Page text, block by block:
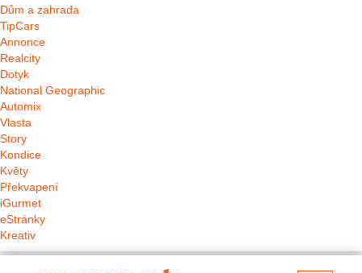
Dům a zahrada
TipCars
Annonce
Realcity
Dotyk
National Geographic
Automix
Vlasta
Story
Kondice
Květy
Překvapení
iGurmet
eStránky
Kreativ